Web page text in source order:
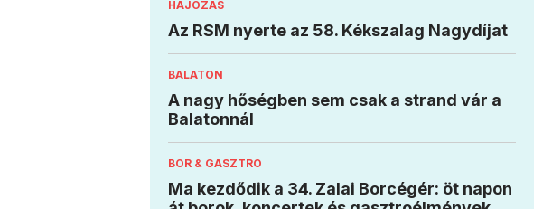
HAJÓZÁS
Az RSM nyerte az 58. Kékszalag Nagydíjat
BALATON
A nagy hőségben sem csak a strand vár a
Balatonnál
BOR & GASZTRO
Ma kezdődik a 34. Zalai Borcégér: öt napon